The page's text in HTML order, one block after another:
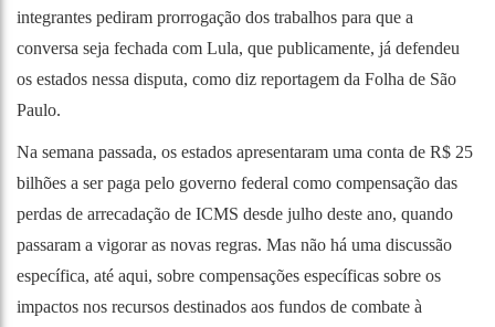
integrantes pediram prorrogação dos trabalhos para que a
conversa seja fechada com Lula, que publicamente, já defendeu
os estados nessa disputa, como diz reportagem da Folha de São
Paulo.
Na semana passada, os estados apresentaram uma conta de R$ 25
bilhões a ser paga pelo governo federal como compensação das
perdas de arrecadação de ICMS desde julho deste ano, quando
passaram a vigorar as novas regras. Mas não há uma discussão
específica, até aqui, sobre compensações específicas sobre os
impactos nos recursos destinados aos fundos de combate à